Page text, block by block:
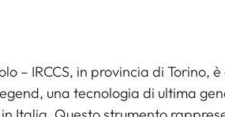
– IRCCS, in provincia di Torino,
una tecnologia di ultima